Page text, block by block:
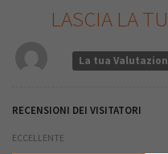
LASCIA LA
La tua
RECENSIONI DEI VISITATORI
ECCELLENTE